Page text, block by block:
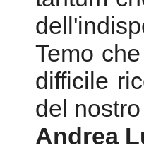
Temo
difficile
del
Andrea